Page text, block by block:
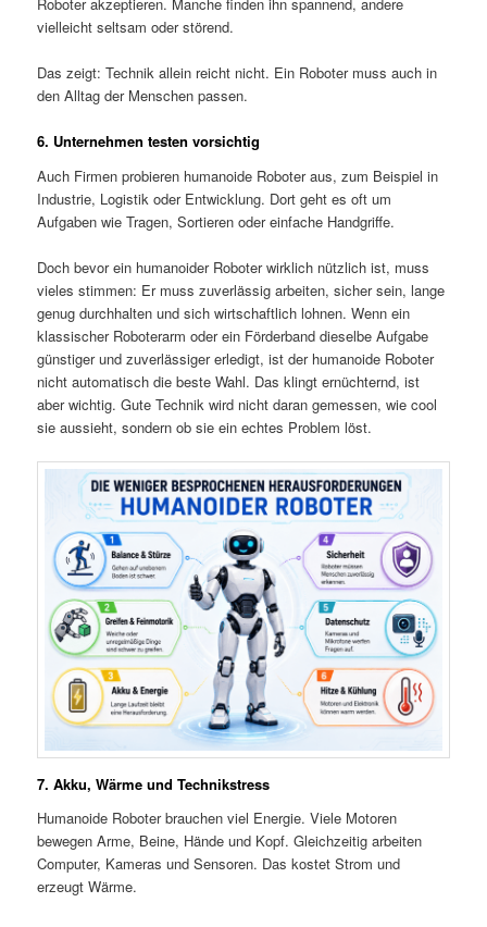
vielleicht seltsam oder störend.
Das zeigt: Technik allein reicht nicht. Ein Roboter muss auch in
den Alltag der Menschen passen.
6. Unternehmen testen vorsichtig
Auch Firmen probieren humanoide Roboter aus, zum Beispiel in
Industrie, Logistik oder Entwicklung. Dort geht es oft um
Aufgaben wie Tragen, Sortieren oder einfache Handgriffe.
Doch bevor ein humanoider Roboter wirklich nützlich ist, muss
vieles stimmen: Er muss zuverlässig arbeiten, sicher sein, lange
genug durchhalten und sich wirtschaftlich lohnen. Wenn ein
klassischer Roboterarm oder ein Förderband dieselbe Aufgabe
günstiger und zuverlässiger erledigt, ist der humanoide Roboter
nicht automatisch die beste Wahl. Das klingt ernüchternd, ist
aber wichtig. Gute Technik wird nicht daran gemessen, wie cool
sie aussieht, sondern ob sie ein echtes Problem löst.
7. Akku, Wärme und Technikstress
Humanoide Roboter brauchen viel Energie. Viele Motoren
bewegen Arme, Beine, Hände und Kopf. Gleichzeitig arbeiten
Computer, Kameras und Sensoren. Das kostet Strom und
erzeugt Wärme.